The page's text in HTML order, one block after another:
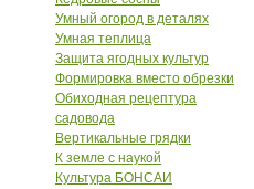
Умный огород в деталях
Умная теплица
Защита ягодных культур
Формировка вместо обрезки
Обиходная рецептура
садовода
Вертикальные грядки
К земле с наукой
Культура БОНСАИ